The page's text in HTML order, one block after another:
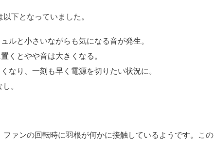
下となっていました。
ルと小さいながらも気になる音が発生。
くとやや音は大きくなる。
なり、一刻も早く電源を切りたい状況に。
。
ァンの回転時に羽根が何かに接触しているようです。この